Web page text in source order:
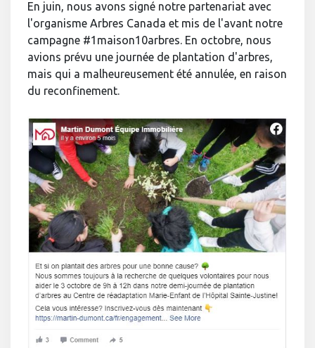
En juin, nous avons signé notre partenariat avec
l'organisme Arbres Canada et mis de l'avant notre
campagne #1maison10arbres. En octobre, nous
avions prévu une journée de plantation d'arbres,
mais qui a malheureusement été annulée, en raison
du reconfinement.